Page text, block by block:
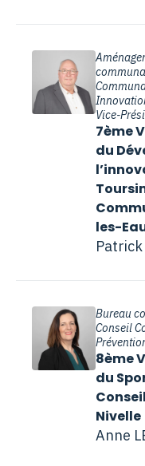
Vice-
7ème
du
les-
Patrick
Bureau
Conseil
8ème
du
Nivelle
Anne